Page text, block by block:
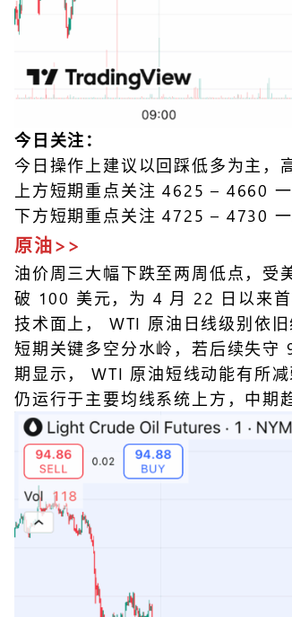
今日关注：
今日操作上建议以回踩低多为主，
上方短期重点关注 4625 – 4660
下方短期重点关注 4725 – 4730 一
原油>>
油价周三大幅下跌至两周低点，
破 100 美元，为 4 月 22 日以来
技术面上， WTI 原油日线级别依
短期关键多空分水岭，若后续失
期显示， WTI 原油短线动能有所
仍运行于主要均线系统上方，中期